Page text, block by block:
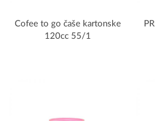
Cofee to go čaše kartonske
120cc 55/1